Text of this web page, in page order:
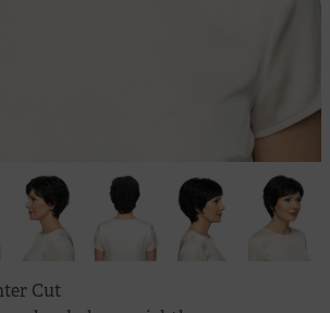
Cut